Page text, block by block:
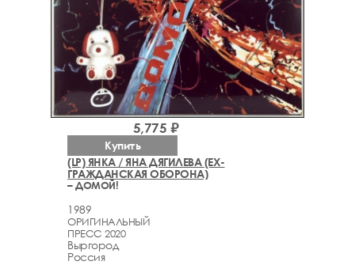
(LP) ЯНКА / ЯНА ДЯГИЛЕВА (EX-
ГРАЖДАНСКАЯ ОБОРОНА)
– ДОМОЙ!
1989
ОРИГИНАЛЬНЫЙ
ПРЕСС 2020
Выргород
Россия
5,775 ₽
Купить